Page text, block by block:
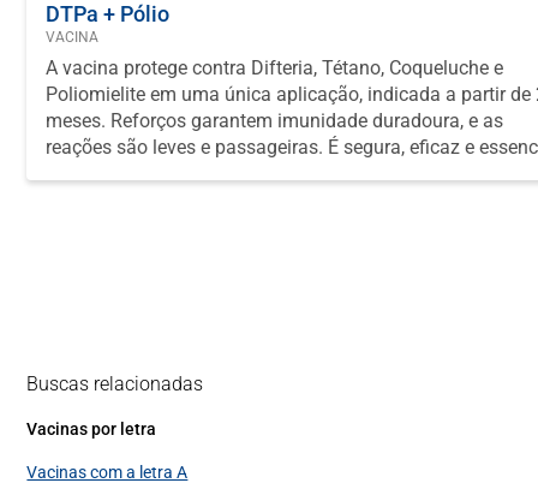
DTPa + Pólio
VACINA
A vacina protege contra Difteria, Tétano, Coqueluche e
Poliomielite em uma única aplicação, indicada a partir de
meses. Reforços garantem imunidade duradoura, e as
reações são leves e passageiras. É segura, eficaz e
Buscas relacionadas
Vacinas por letra
Vacinas com a letra A